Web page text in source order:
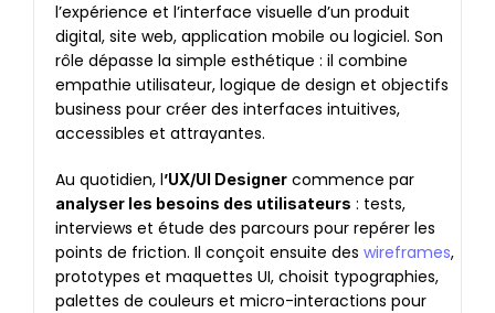
l’expérience et l’interface visuelle d’un produit
digital, site web, application mobile ou logiciel. Son
rôle dépasse la simple esthétique : il combine
empathie utilisateur, logique de design et objectifs
business pour créer des interfaces intuitives,
accessibles et attrayantes.
Au quotidien, l’UX/UI Designer
analyser les besoins des utilisateurs : tests,
interviews et étude des parcours pour repérer les
points de friction. Il conçoit ensuite des wireframes,
prototypes et maquettes UI, choisit typographies,
palettes de couleurs et micro-interactions pour